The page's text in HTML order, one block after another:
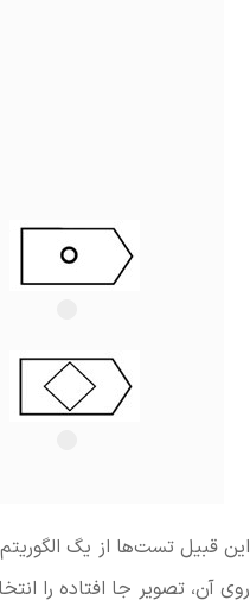
این قبیل تست‌ها از یگ
روی آن، تصویر جا افتاده را